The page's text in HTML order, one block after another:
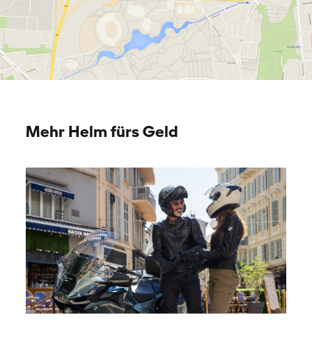
Mehr Helm fürs Geld